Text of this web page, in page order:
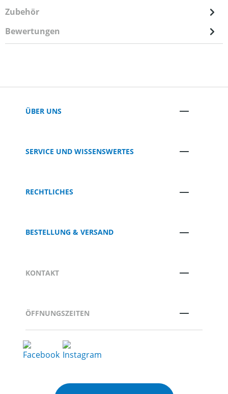
Zubehör
Bewertungen
ÜBER UNS
SERVICE UND WISSENSWERTES
RECHTLICHES
BESTELLUNG & VERSAND
KONTAKT
ÖFFNUNGSZEITEN